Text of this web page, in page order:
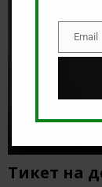
Тикет на
EmailEmail